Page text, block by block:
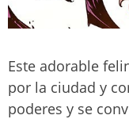
Este adorable
por la ciudad y
poderes y se